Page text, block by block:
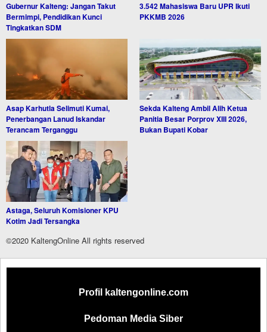
Gubernur Kalteng: Jangan Takut
Bermimpi, Pendidikan Kunci
Tingkatkan SDM
3.542 Mahasiswa Baru UPR Ikuti
PKKMB 2026
Asap Karhutla Selimuti Kumai,
Penerbangan Lanud Iskandar
Terancam Terganggu
Sekda Kalteng Ambil Alih Ketua
Panitia Besar Porprov XIII 2026,
Bukan Bupati Kobar
Astaga, Seluruh Komisioner KPU
Kotim Jadi Tersangka
©2020 KaltengOnline All rights reserved
Profil kaltengonline.com
Pedoman Media Siber